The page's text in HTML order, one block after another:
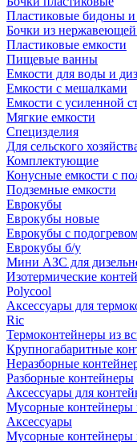
Пластиковые бидоны и
Бочки из нержавеющей
Пластиковые емкости
Пищевые ванны
Емкости для воды и
Емкости с мешалками
Емкости с усиленной
Мягкие емкости
Специзделия
Для сельского
Комплектующие
Конусные емкости с
Подземные емкости
Еврокубы
Еврокубы новые
Еврокубы с
Еврокубы б/у
Мини АЗС для
Изотермические
Polycool
Аксессуары для
Ric
Термоконтейнеры из
Крупногабаритные
Неразборные
Разборные контейнеры
Аксессуары для
Мусорные
Аксессуары
Мусорные контейнеры